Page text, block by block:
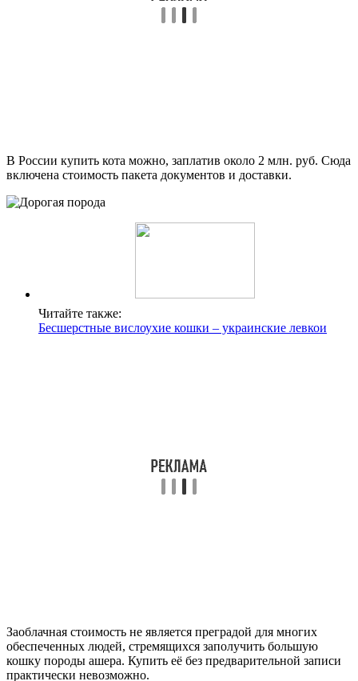
В России купить кота можно, заплатив около 2 млн. руб. Сюда
включена стоимость пакета документов и доставки.
Читайте также:
Бесшерстные вислоухие кошки – украинские левкои
Заоблачная стоимость не является преградой для многих
обеспеченных людей, стремящихся заполучить большую
кошку породы ашера. Купить её без предварительной записи
практически невозможно.